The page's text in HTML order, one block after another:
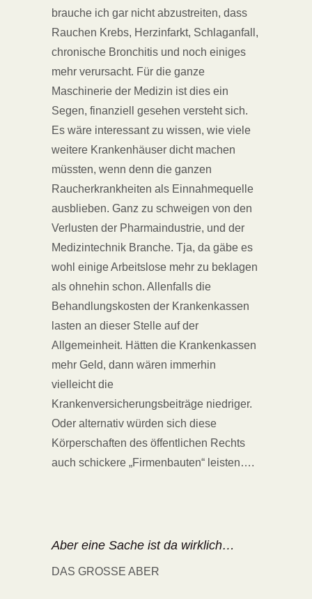
brauche ich gar nicht abzustreiten, dass
Rauchen Krebs, Herzinfarkt, Schlaganfall,
chronische Bronchitis und noch einiges
mehr verursacht. Für die ganze
Maschinerie der Medizin ist dies ein
Segen, finanziell gesehen versteht sich.
Es wäre interessant zu wissen, wie viele
weitere Krankenhäuser dicht machen
müssten, wenn denn die ganzen
Raucherkrankheiten als Einnahmequelle
ausblieben. Ganz zu schweigen von den
Verlusten der Pharmaindustrie, und der
Medizintechnik Branche. Tja, da gäbe es
wohl einige Arbeitslose mehr zu beklagen
als ohnehin schon. Allenfalls die
Behandlungskosten der Krankenkassen
lasten an dieser Stelle auf der
Allgemeinheit. Hätten die Krankenkassen
mehr Geld, dann wären immerhin
vielleicht die
Krankenversicherungsbeiträge niedriger.
Oder alternativ würden sich diese
Körperschaften des öffentlichen Rechts
auch schickere „Firmenbauten“ leisten….
Aber eine Sache ist da wirklich…
DAS GROSSE ABER